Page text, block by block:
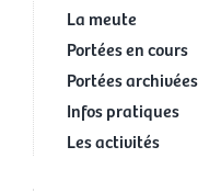
La meute
Portées en cours
Portées archivées
Infos pratiques
Les activités